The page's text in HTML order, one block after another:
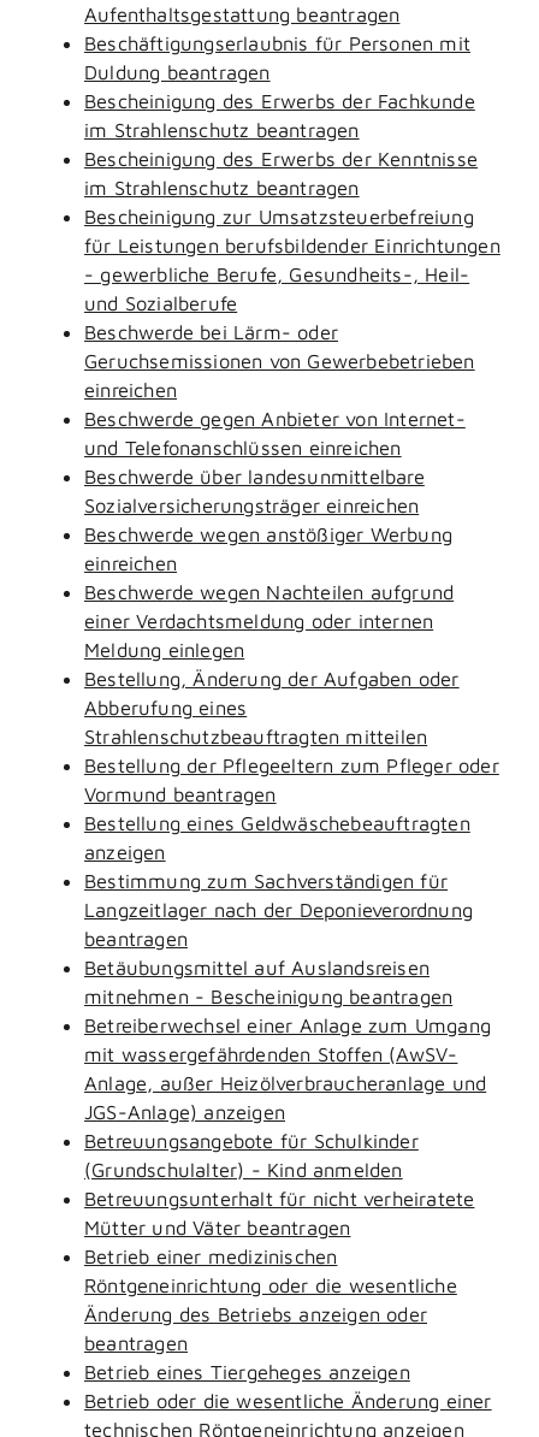
Aufenthaltsgestattung beantragen
Beschäftigungserlaubnis für Personen mit
Duldung beantragen
Bescheinigung des Erwerbs der Fachkunde
im Strahlenschutz beantragen
Bescheinigung des Erwerbs der Kenntnisse
im Strahlenschutz beantragen
Bescheinigung zur Umsatzsteuerbefreiung
für Leistungen berufsbildender Einrichtungen
- gewerbliche Berufe, Gesundheits-, Heil-
und Sozialberufe
Beschwerde bei Lärm- oder
Geruchsemissionen von Gewerbebetrieben
einreichen
Beschwerde gegen Anbieter von Internet-
und Telefonanschlüssen einreichen
Beschwerde über landesunmittelbare
Sozialversicherungsträger einreichen
Beschwerde wegen anstößiger Werbung
einreichen
Beschwerde wegen Nachteilen aufgrund
einer Verdachtsmeldung oder internen
Meldung einlegen
Bestellung, Änderung der Aufgaben oder
Abberufung eines
Strahlenschutzbeauftragten mitteilen
Bestellung der Pflegeeltern zum Pfleger oder
Vormund beantragen
Bestellung eines Geldwäschebeauftragten
anzeigen
Bestimmung zum Sachverständigen für
Langzeitlager nach der Deponieverordnung
beantragen
Betäubungsmittel auf Auslandsreisen
mitnehmen - Bescheinigung beantragen
Betreiberwechsel einer Anlage zum Umgang
mit wassergefährdenden Stoffen (AwSV-
Anlage, außer Heizölverbraucheranlage und
JGS-Anlage) anzeigen
Betreuungsangebote für Schulkinder
(Grundschulalter) - Kind anmelden
Betreuungsunterhalt für nicht verheiratete
Mütter und Väter beantragen
Betrieb einer medizinischen
Röntgeneinrichtung oder die wesentliche
Änderung des Betriebs anzeigen oder
beantragen
Betrieb eines Tiergeheges anzeigen
Betrieb oder die wesentliche Änderung einer
technischen Röntgeneinrichtung anzeigen